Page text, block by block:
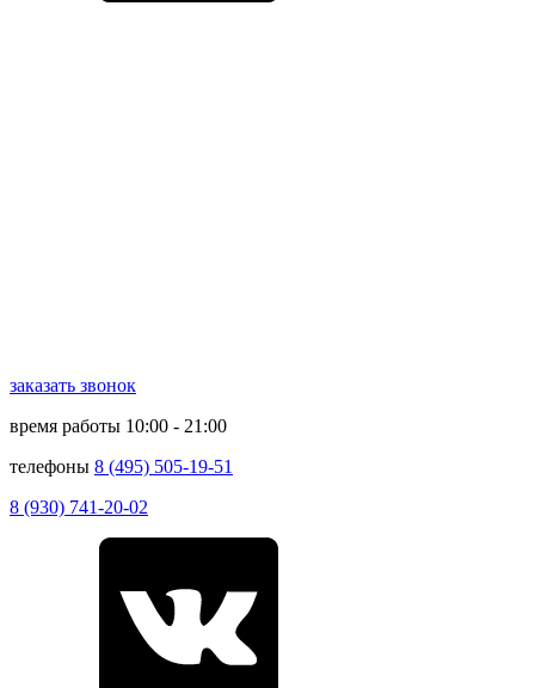
заказать звонок
время работы 10:00 - 21:00
телефоны 8 (495) 505-19-51
8 (930) 741-20-02